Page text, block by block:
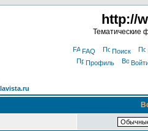
http://
Тематические
FAQ Поиск
Профиль